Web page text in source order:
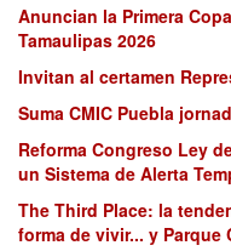
Anuncian la Primera
Tamaulipas 2026
Invitan al certamen
Suma CMIC Puebla
Reforma Congreso Ley
un Sistema de Alerta
The Third Place: la
forma de vivir... y Parque